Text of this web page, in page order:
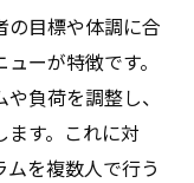
の目標や体調に合
ーが特徴です。
負荷を調整し、
す。これに対
を複数人で行う